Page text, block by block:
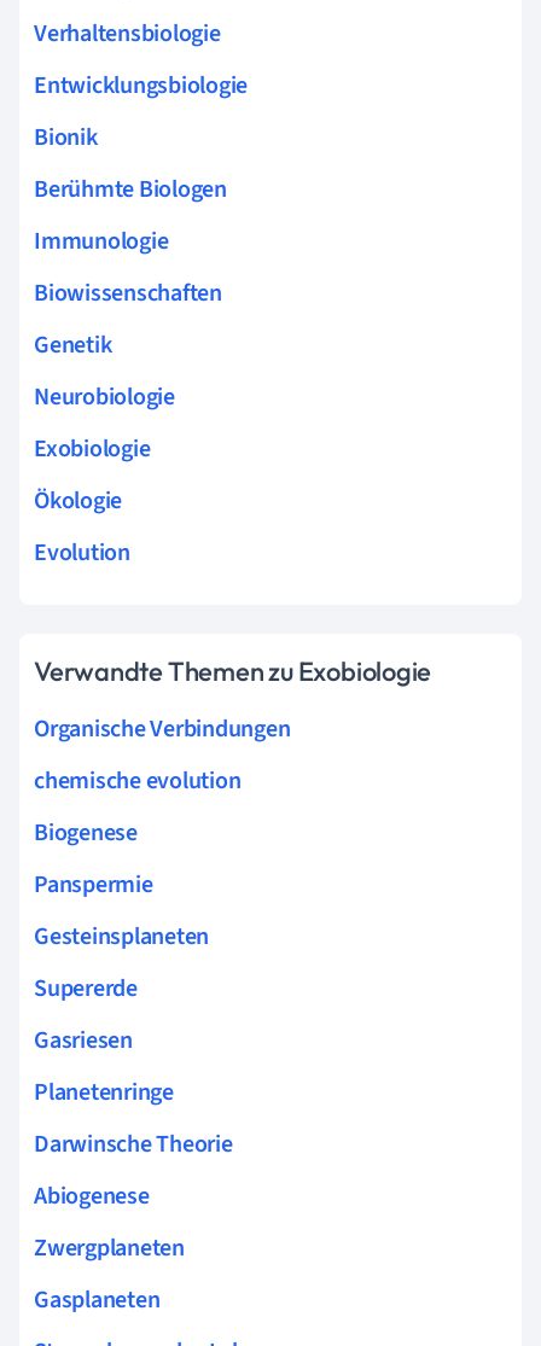
Verhaltensbiologie
Entwicklungsbiologie
Bionik
Berühmte Biologen
Immunologie
Biowissenschaften
Genetik
Neurobiologie
Exobiologie
Ökologie
Evolution
Verwandte Themen zu Exobiologie
Organische Verbindungen
chemische evolution
Biogenese
Panspermie
Gesteinsplaneten
Supererde
Gasriesen
Planetenringe
Darwinsche Theorie
Abiogenese
Zwergplaneten
Gasplaneten